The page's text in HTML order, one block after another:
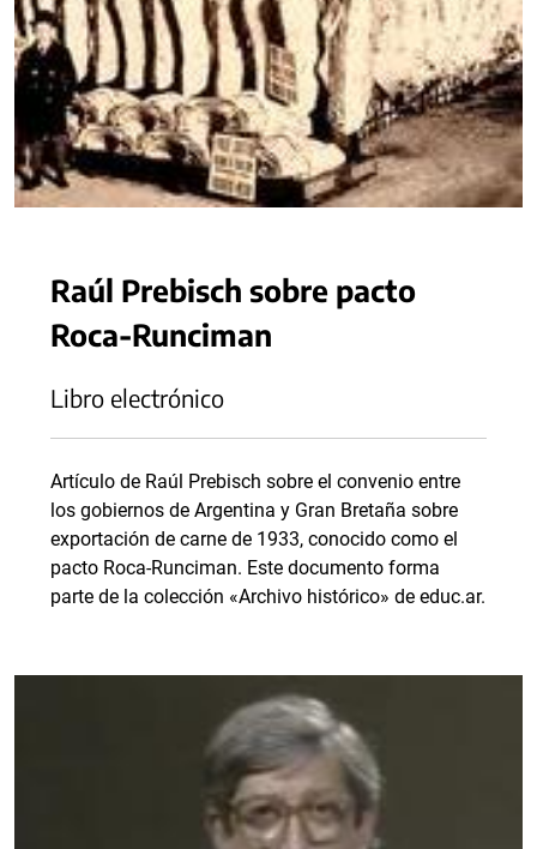
Raúl Prebisch sobre pacto
Roca-Runciman
Libro electrónico
Artículo de Raúl Prebisch sobre el convenio entre
los gobiernos de Argentina y Gran Bretaña sobre
exportación de carne de 1933, conocido como el
pacto Roca-Runciman. Este documento forma
parte de la colección «Archivo histórico» de educ.ar.